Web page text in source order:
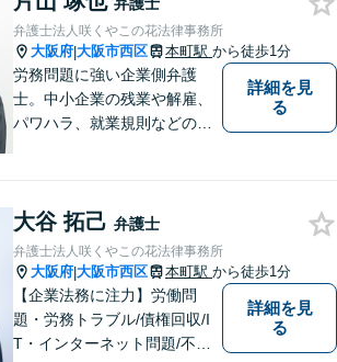
弁護士法人咲くやこの花法律事務所
大阪府|大阪市西区 本町駅 から徒歩1分
労務問題に強い企業側弁護
士。中小企業の残業や解雇、
パワハラ、就業規則などの問
詳細を見
る
大谷 拓己 弁護士
弁護士法人咲くやこの花法律事務所
大阪府|大阪市西区 本町駅 から徒歩1分
【企業法務に注力】労働問
題・労務トラブル/債権回収/I
T・インターネット問題/不動
詳細を見
る